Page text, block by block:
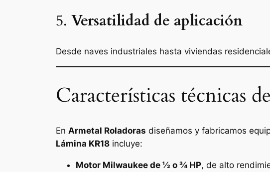
5. Versatilidad de aplicación
Desde naves industriales hasta viviendas
Características técnicas
En Armetal Roladoras diseñamos y fabricamos
Lámina KR18 incluye:
Motor Milwaukee de ½ o ¾ HP, de alto